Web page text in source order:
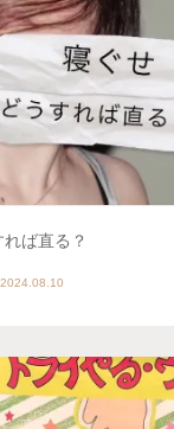
ば直る？
2024.08.10